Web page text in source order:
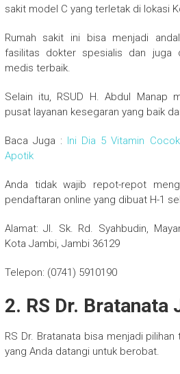
sakit model C yang terletak di lokasi
Rumah sakit ini bisa menjadi
fasilitas dokter spesialis dan juga
medis terbaik.
Selain itu, RSUD H. Abdul Manap
pusat layanan kesegaran yang baik
Baca Juga : Ini Dia 5 Vitamin
Apotik
Anda tidak wajib repot-repot
pendaftaran online yang dibuat H-1
Alamat: Jl. Sk. Rd. Syahbudin,
Kota Jambi, Jambi 36129
Telepon: (0741) 5910190
2. RS Dr. Bratanata
RS Dr. Bratanata bisa menjadi
yang Anda datangi untuk berobat.